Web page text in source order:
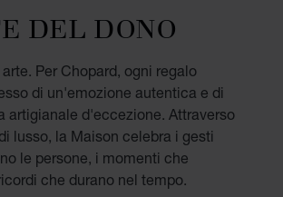
DEL DONO
Per Chopard, ogni regalo
di un'emozione autentica e di
artigianale d'eccezione. Attraverso
lusso, la Maison celebra i gesti
le persone, i momenti che
che durano nel tempo.